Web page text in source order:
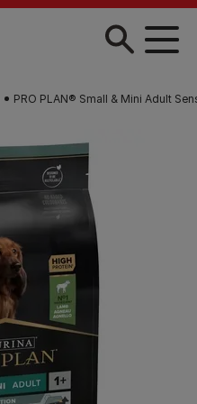
PRO PLAN® Small & Mini Adult